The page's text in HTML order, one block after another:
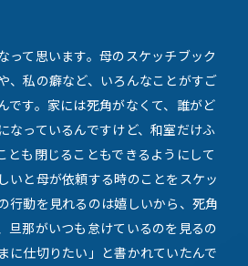
って思います。母のスケッチブック
、私の癖など、いろんなことがすご
です。家には死角がなくて、誰がど
なっているんですけど、和室だけふ
とも閉じることもできるようにして
いと母が依頼する時のことをスケッ
行動を見れるのは嬉しいから、死角
旦那がいつも怠けているのを見るの
に仕切りたい」と書かれていたんで